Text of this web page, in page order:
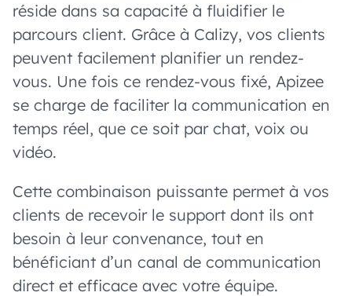
réside dans sa capacité à fluidifier le
parcours client. Grâce à Calizy, vos clients
peuvent facilement planifier un rendez-
vous. Une fois ce rendez-vous fixé, Apizee
se charge de faciliter la communication en
temps réel, que ce soit par chat, voix ou
vidéo.
Cette combinaison puissante permet à vos
clients de recevoir le support dont ils ont
besoin à leur convenance, tout en
bénéficiant d’un canal de communication
direct et efficace avec votre équipe.